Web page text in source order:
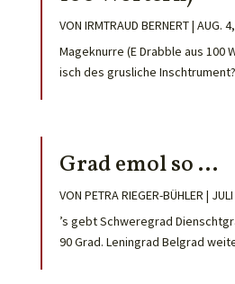
VON IRMTRAUD BERNERT| AUG.
Mageknurre (E Drabble aus 100
isch des grusliche
Grad emol so …
VON PETRA RIEGER-BÜHLER |
’s gebt Schweregrad
90 Grad. Leningrad Belgrad